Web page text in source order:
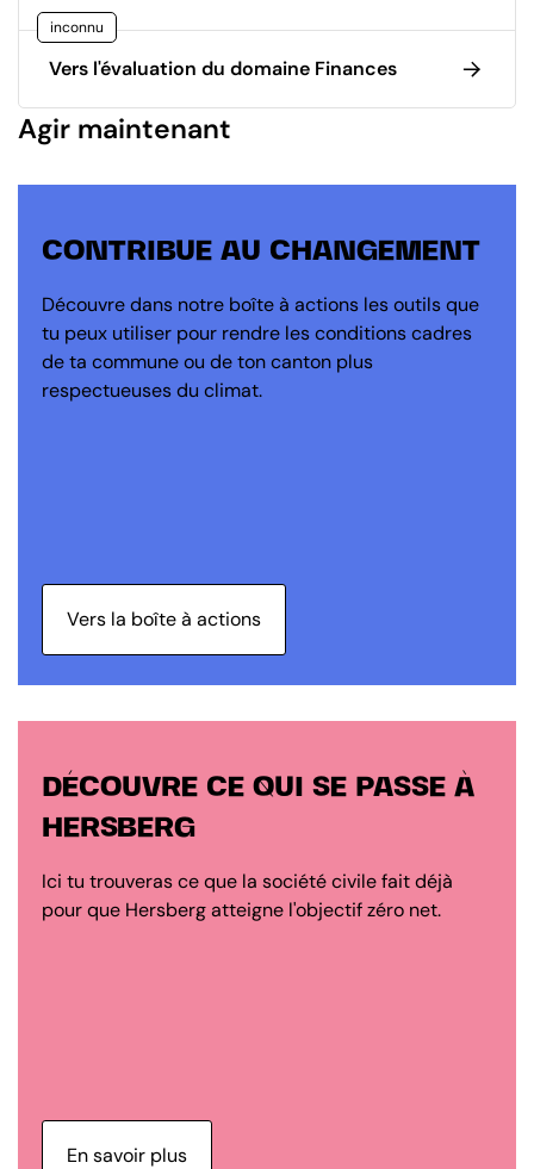
inconnu
Vers l'évaluation du domaine Finances
Agir maintenant
CONTRIBUE AU CHANGEMENT
Découvre dans notre boîte à actions les outils que
tu peux utiliser pour rendre les conditions cadres
de ta commune ou de ton canton plus
respectueuses du climat.
Vers la boîte à actions
DÉCOUVRE CE QUI SE PASSE À
HERSBERG
Ici tu trouveras ce que la société civile fait déjà
pour que Hersberg atteigne l'objectif zéro net.
En savoir plus